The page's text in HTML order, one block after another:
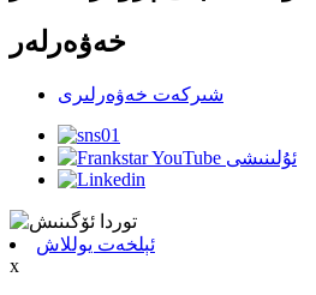
خەۋەرلەر
شىركەت خەۋەرلىرى
ئېلخەت يوللاش
x